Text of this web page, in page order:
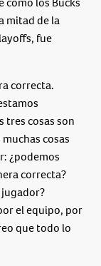
mitad de la
fue
correcta.
tres cosas son
cosas
¿podemos
correcta?
el equipo, por
que todo lo